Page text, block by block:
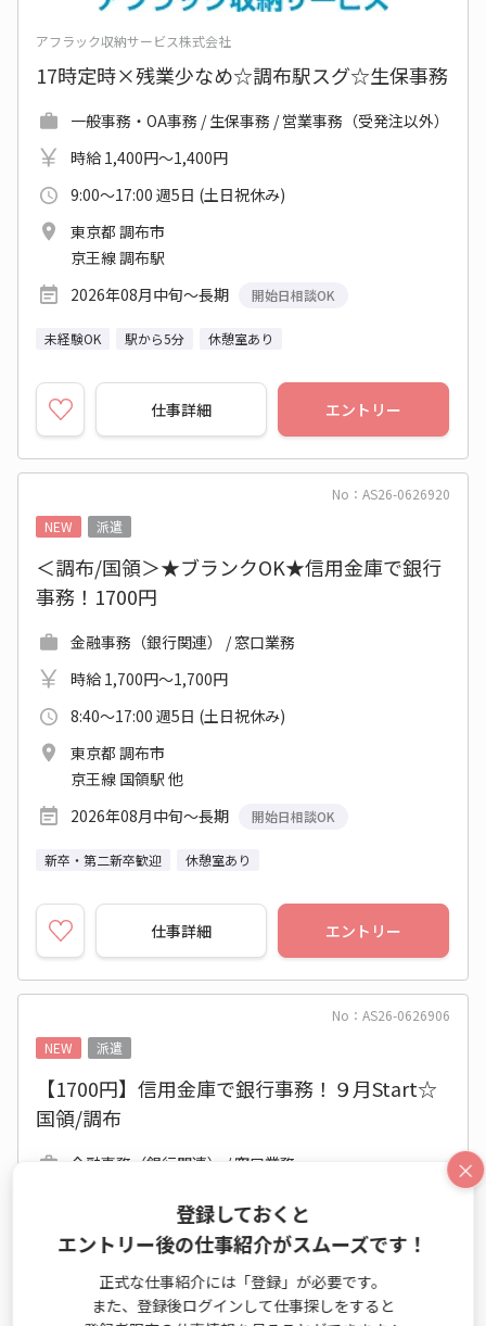
アフラック収納サービス株式会社
17時定時×残業少なめ☆調布駅スグ☆生保事務
一般事務・OA事務 / 生保事務 / 営業事務（受発注以外）
時給 1,400円～1,400円
9:00～17:00 週5日 (土日祝休み)
東京都 調布市
京王線 調布駅
2026年08月中旬～長期
開始日相談OK
未経験OK 駅から5分 休憩室あり
仕事詳細 エントリー
No：AS26-0626920
NEW
派遣
＜調布/国領＞★ブランクOK★信用金庫で銀行
事務！1700円
金融事務（銀行関連） / 窓口業務
時給 1,700円～1,700円
8:40～17:00 週5日 (土日祝休み)
東京都 調布市
京王線 国領駅 他
2026年08月中旬～長期
開始日相談OK
新卒・第二新卒歓迎 休憩室あり
仕事詳細 エントリー
No：AS26-0626906
NEW
派遣
【1700円】信用金庫で銀行事務！９月Start☆
国領/調布
金融事務（銀行関連） / 窓口業務
時給 1,700円～1,700円
8:40～17:00 週5日 (土日祝休み)
東京都 調布市
京王線 国領駅 他
×
登録しておくと
エントリー後の仕事紹介がスムーズです！
正式な仕事紹介には「登録」が必要です。
また、登録後ログインして仕事探しをすると